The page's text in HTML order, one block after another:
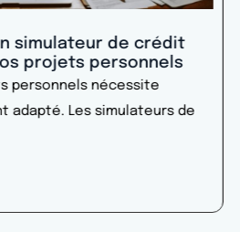
avec le crédit
: comment réduire
souvent un
Crédit Agricole propose des